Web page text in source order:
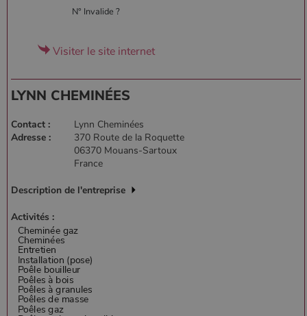
N° Invalide ?
Visiter le site internet
LYNN CHEMINÉES
Contact :
Lynn Cheminées
Adresse :
370 Route de la Roquette
06370 Mouans-Sartoux
France
Description de l'entreprise
Activités :